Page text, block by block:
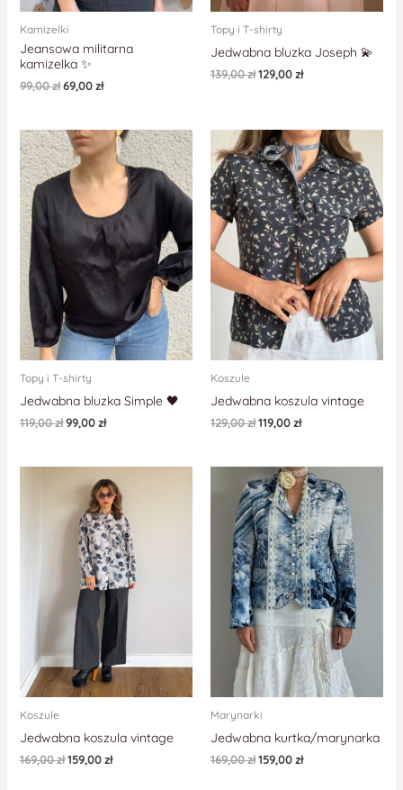
Kamizelki
Jeansowa militarna
kamizelka ✨
99,00zł 69,00zł
Topy i T-shirty
Jedwabna bluzka Joseph 💫
139,00zł129,00zł
Topy i T-shirty
Jedwabna bluzka Simple 🖤
119,00zł 99,00zł
Koszule
Jedwabna koszula vintage
129,00zł119,00zł
Koszule
Jedwabna koszula vintage
169,00zł 159,00zł
Marynarki
Jedwabna kurtka/marynarka
169,00zł159,00zł